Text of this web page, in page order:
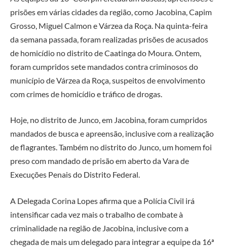
prisões em várias cidades da região, como Jacobina, Capim
Grosso, Miguel Calmon e Várzea da Roça. Na quinta-feira
da semana passada, foram realizadas prisões de acusados
de homicídio no distrito de Caatinga do Moura. Ontem,
foram cumpridos sete mandados contra criminosos do
município de Várzea da Roça, suspeitos de envolvimento
com crimes de homicídio e tráfico de drogas.
Hoje, no distrito de Junco, em Jacobina, foram cumpridos
mandados de busca e apreensão, inclusive com a realização
de flagrantes. Também no distrito do Junco, um homem foi
preso com mandado de prisão em aberto da Vara de
Execuções Penais do Distrito Federal.
A Delegada Corina Lopes afirma que a Polícia Civil irá
intensificar cada vez mais o trabalho de combate à
criminalidade na região de Jacobina, inclusive com a
chegada de mais um delegado para integrar a equipe da 16ª